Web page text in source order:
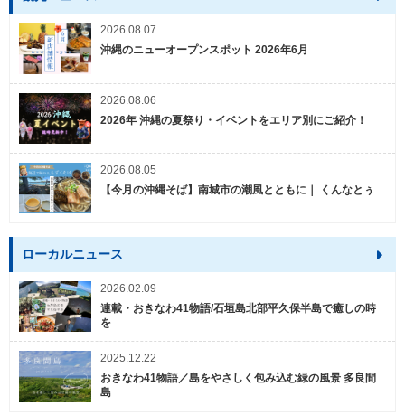
2026.08.07
沖縄のニューオープンスポット 2026年6月
2026.08.06
2026年 沖縄の夏祭り・イベントをエリア別にご紹介！
2026.08.05
【今月の沖縄そば】南城市の潮風とともに｜ くんなとぅ
ローカルニュース
2026.02.09
連載・おきなわ41物語/石垣島北部平久保半島で癒しの時
を
2025.12.22
おきなわ41物語／島をやさしく包み込む緑の風景 多良間
島